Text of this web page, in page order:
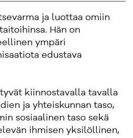
ja luottaa omiin
Hän on
ympäri
edustava
kiinnostavalla tavalla
ja yhteiskunnan taso,
sosiaalinen taso sekä
ihmisen yksilöllinen,